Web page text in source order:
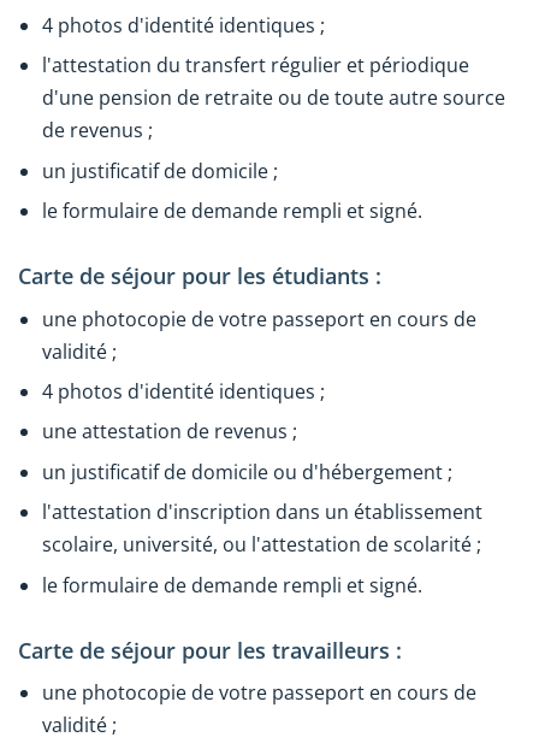
4 photos d'identité identiques ;
l'attestation du transfert régulier et périodique
d'une pension de retraite ou de toute autre source
de revenus ;
un justificatif de domicile ;
le formulaire de demande rempli et signé.
Carte de séjour pour les étudiants :
une photocopie de votre passeport en cours de
validité ;
4 photos d'identité identiques ;
une attestation de revenus ;
un justificatif de domicile ou d'hébergement ;
l'attestation d'inscription dans un établissement
scolaire, université, ou l'attestation de scolarité ;
le formulaire de demande rempli et signé.
Carte de séjour pour les travailleurs :
une photocopie de votre passeport en cours de
validité ;